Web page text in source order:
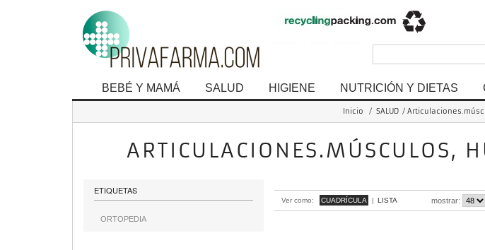
BEBÉ Y MAMÁ SALUD HIGIENE NUTRICIÓN Y DIETAS
Inicio / SALUD /
ARTICULACIONES.MÚSCULOS,
Ver como: CUADRÍCULA | LISTA mostrar:
ETIQUETAS
ORTOPEDIA